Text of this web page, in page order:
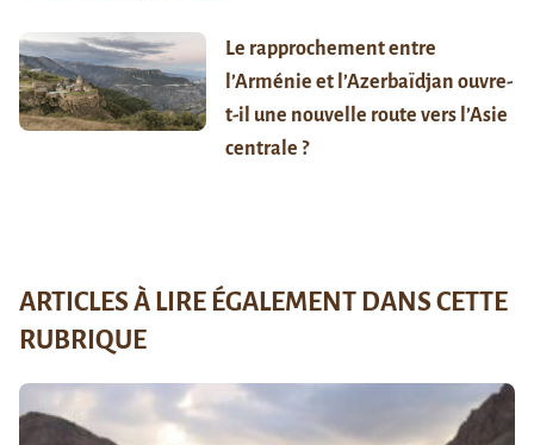
Le rapprochement entre
l’Arménie et l’Azerbaïdjan ouvre-
t-il une nouvelle route vers l’Asie
centrale ?
ARTICLES À LIRE ÉGALEMENT DANS CETTE
RUBRIQUE